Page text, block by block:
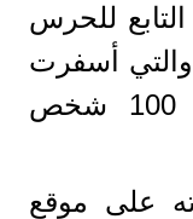
للحرس
والتي أسفرت
عن مقتل ما يقرب من 100 شخص
على موقع